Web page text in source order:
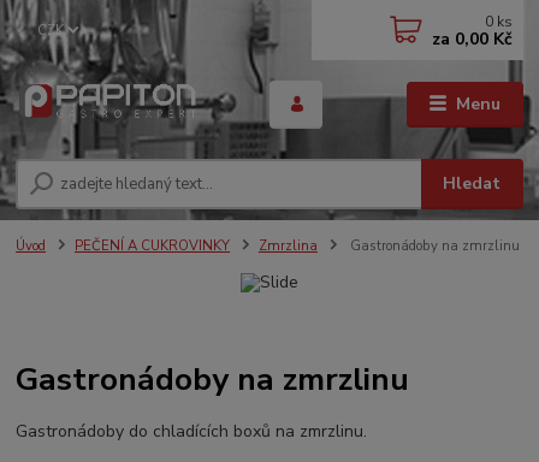
Menu
CZK
Hledat
0 ks
za 0,00 Kč
Úvod PEČENÍ A CUKROVINKY Zmrzlina Gastronádoby na zmrzlinu
Gastronádoby na zmrzlinu
Gastronádoby do chladících boxů na zmrzlinu.